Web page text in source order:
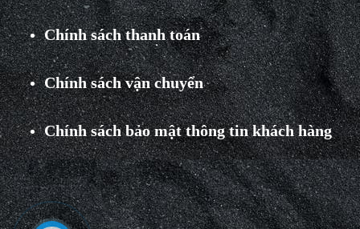
Chính sách thanh toán
Chính sách vận chuyển
Chính sách bảo mật thông tin khách hàng